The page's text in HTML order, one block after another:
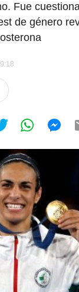
Fue
de género